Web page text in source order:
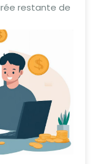
restante de